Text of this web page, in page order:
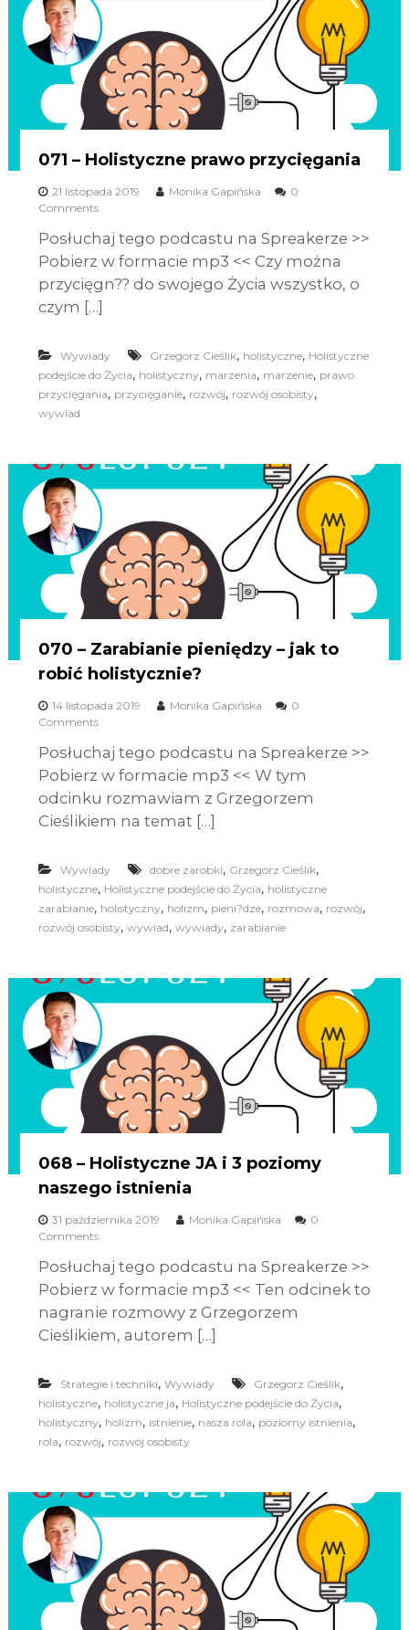
071 – Holistyczne prawo przycięgania
21 listopada 2019 Monika Gapińska
0
Comments
Posłuchaj tego podcastu na Spreakerze >>
Pobierz w formacie mp3 << Czy można
przycięgn?? do swojego Życia wszystko, o
czym […]
Wywiady Grzegorz Cieślik, holistyczne, Holistyczne
podejście do Życia, holistyczny, marzenia, marzenie, prawo
przycięgania, przycięganie, rozwój, rozwój osobisty,
wywiad
070 – Zarabianie pieniędzy – jak to
robić holistycznie?
14 listopada 2019 Monika Gapińska
0
Comments
Posłuchaj tego podcastu na Spreakerze >>
Pobierz w formacie mp3 << W tym
odcinku rozmawiam z Grzegorzem
Cieślikiem na temat […]
Wywiady dobre zarobki, Grzegorz Cieślik,
holistyczne, Holistyczne podejście do Życia, holistyczne
zarabianie, holistyczny, holizm, pieni?dze, rozmowa, rozwój,
rozwój osobisty, wywiad, wywiady, zarabianie
068 – Holistyczne JA i 3 poziomy
naszego istnienia
31 października 2019 Monika Gapińska
0
Comments
Posłuchaj tego podcastu na Spreakerze >>
Pobierz w formacie mp3 << Ten odcinek to
nagranie rozmowy z Grzegorzem
Cieślikiem, autorem […]
Strategie i techniki, Wywiady Grzegorz Cieślik,
holistyczne, holistyczne ja, Holistyczne podejście do Życia,
holistyczny, holizm, istnienie, nasza rola, poziomy istnienia,
rola, rozwój, rozwój osobisty